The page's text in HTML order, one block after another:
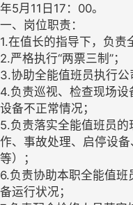
年5月11日17：00。
一、岗位职责：
1.在值长的指导下，负责
2.严格执行“两票三制”；
3.协助全能值班员执行公
4.负责巡视、检查现场
设备不正常情况；
5.负责落实全能值班员
作、事故处理、启停设
等）；
6.负责协助本职全能值
备运行状况；